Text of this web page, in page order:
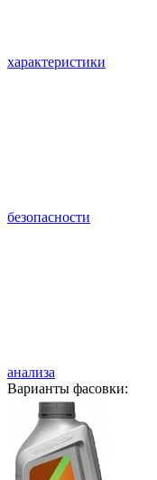
характеристики
безопасности
анализа
Варианты фасовки: